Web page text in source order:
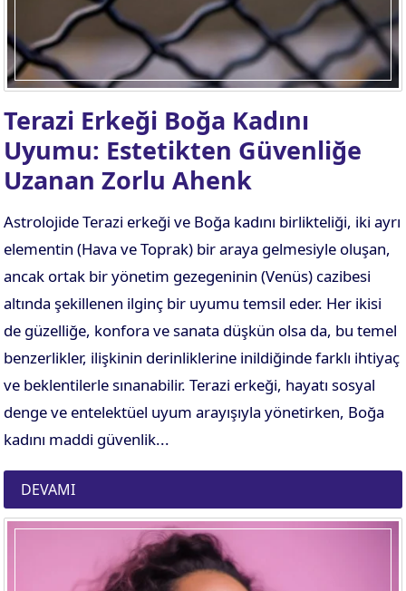
Terazi Erkeği Boğa Kadını
Uyumu: Estetikten Güvenliğe
Uzanan Zorlu Ahenk
Astrolojide Terazi erkeği ve Boğa kadını birlikteliği, iki ayrı
elementin (Hava ve Toprak) bir araya gelmesiyle oluşan,
ancak ortak bir yönetim gezegeninin (Venüs) cazibesi
altında şekillenen ilginç bir uyumu temsil eder. Her ikisi
de güzelliğe, konfora ve sanata düşkün olsa da, bu temel
benzerlikler, ilişkinin derinliklerine inildiğinde farklı ihtiyaç
ve beklentilerle sınanabilir. Terazi erkeği, hayatı sosyal
denge ve entelektüel uyum arayışıyla yönetirken, Boğa
kadını maddi güvenlik...
DEVAMI